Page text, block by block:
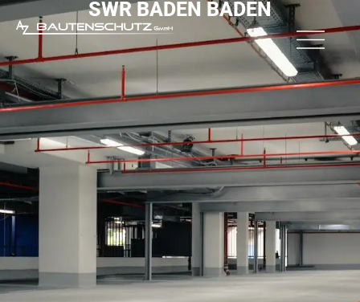
SWR BADEN BADEN